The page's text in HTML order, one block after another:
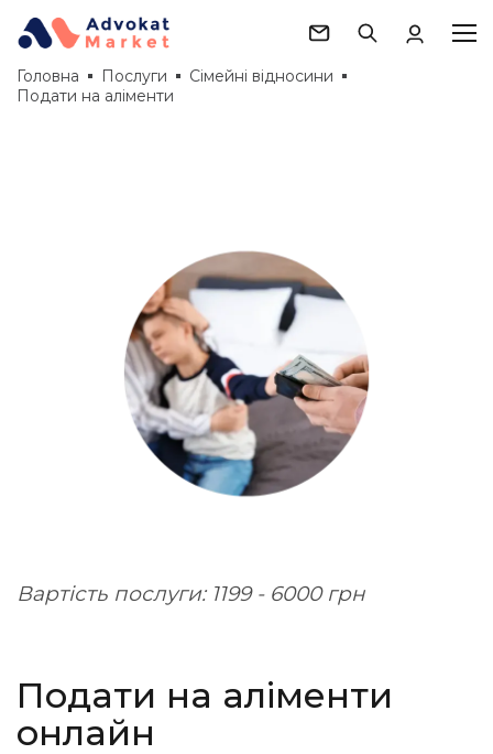
Головна Послуги
Сімейні відносини
Подати на аліменти
Вартість послуги: 1199 - 6000 грн
Подати на аліменти
онлайн